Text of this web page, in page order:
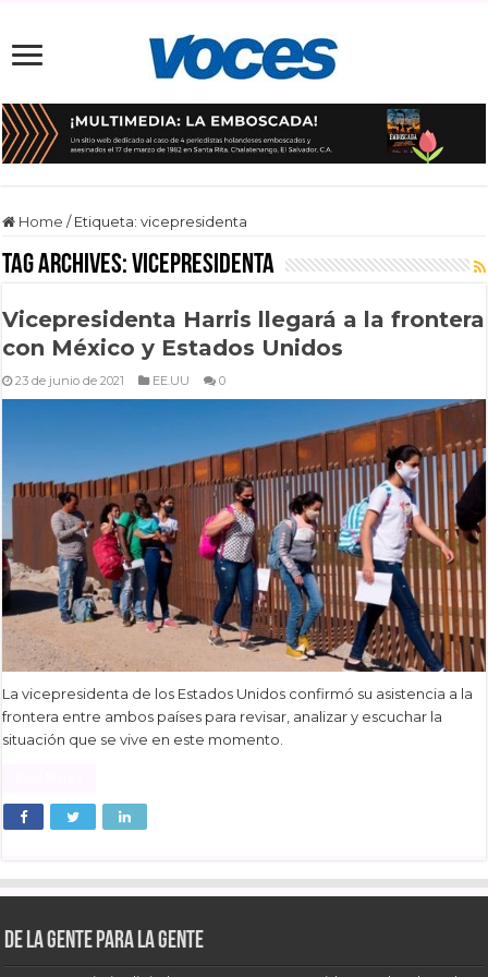
Home / Etiqueta:vicepresidenta
Tag Archives:vicepresidenta
Vicepresidenta Harris llegará a la frontera
con México y Estados Unidos
23 de junio de 2021 EE.UU 0
La vicepresidenta de los Estados Unidos confirmó su asistencia a la
frontera entre ambos países para revisar, analizar y escuchar la
situación que se vive en este momento.
De la gente para la gente